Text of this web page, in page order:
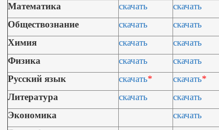
Математика
скачать
скачать
Обществознание
скачать
скачать
Химия
скачать
скачать
Физика
скачать
скачать
Русский язык
скачать* скачать*
Литература
скачать
скачать
Экономика
скачать